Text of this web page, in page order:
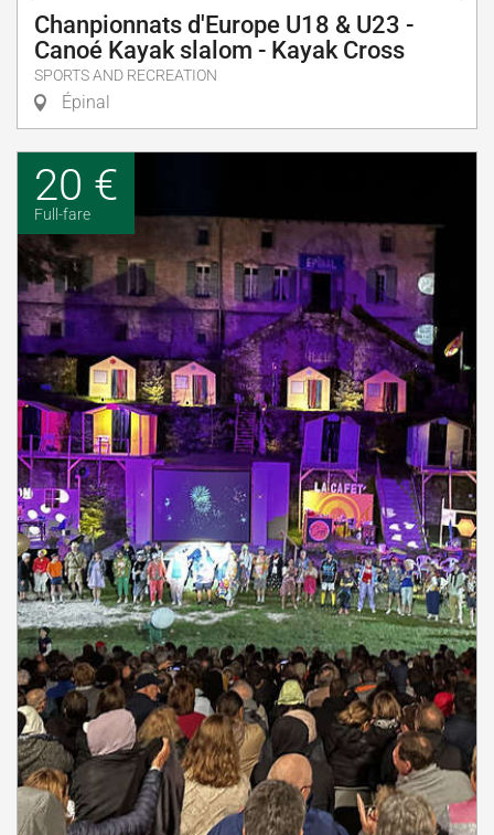
Chanpionnats d'Europe U18 & U23 -
Canoé Kayak slalom - Kayak Cross
SPORTS AND RECREATION
Épinal
20 €
Full-fare